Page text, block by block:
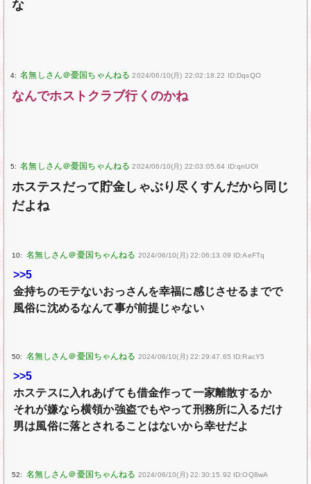
な
4: 2024/06/10(月) 22:02:18.22 ID:DqsQO
なんでホストクラブ行くのかね
5: 2024/06/10(月) 22:03:05.64 ID:qnUOI
ホステスだって貯金しゃぶり尽くすんだから同じ
だよね
10: 2024/06/10(月) 22:06:13.09 ID:AeFTq
>>5
金持ちのモテないおっさんを幸福に感じさせるまでで
風俗に沈めるなんて事が前提じゃない
50: 2024/06/10(月) 22:29:47.65 ID:RacY5
>>5
ホステスに入れあげても借金作って一家離散するか
それが嫌なら横領か強盗でもやって刑務所に入るだけ
男は風俗に落とされることはないから幸せだよ
52: 2024/06/10(月) 22:30:15.92 ID:OQ8wA